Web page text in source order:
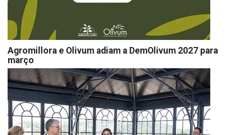
Agromillora e Olivum adiam a DemOlivum 2027 para
março